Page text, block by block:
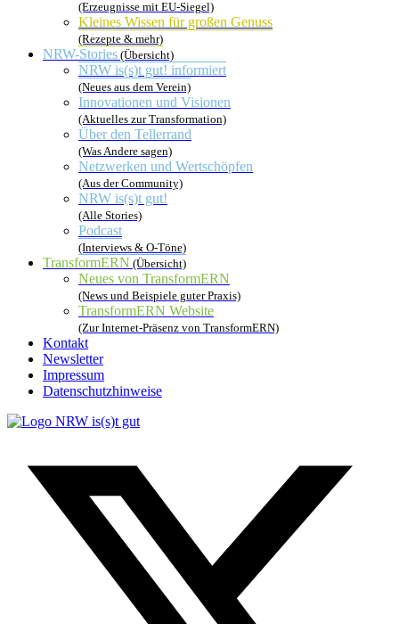
(Erzeugnisse mit EU-Siegel)
Kleines Wissen für großen Genuss
(Rezepte & mehr)
NRW-Stories (Übersicht)
NRW is(s)t gut! informiert
(Neues aus dem Verein)
Innovationen und Visionen
(Aktuelles zur Transformation)
Über den Tellerrand
(Was Andere sagen)
Netzwerken und Wertschöpfen
(Aus der Community)
NRW is(s)t gut!
(Alle Stories)
Podcast
(Interviews & O-Töne)
TransformERN (Übersicht)
Neues von TransformERN
(News und Beispiele guter Praxis)
TransformERN Website
(Zur Internet-Präsenz von TransformERN)
Kontakt
Newsletter
Impressum
Datenschutzhinweise